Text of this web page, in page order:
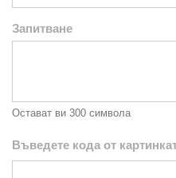
Запитване
Остават ви 300 символа
Въведете кода от